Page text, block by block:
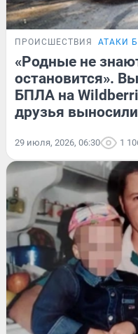
ПРОИСШЕСТВИЯ АТАКИ
«Родные не
остановится».
БПЛА на
друзья выносили
29 июля, 2026, 06:30 1